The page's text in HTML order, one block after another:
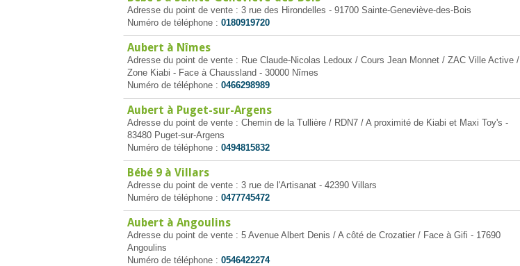
Adresse du point de vente : 3 rue des Hirondelles - 91700 Sainte-Geneviève-des-Bois
Numéro de téléphone : 0180919720
Aubert à Nîmes
Adresse du point de vente : Rue Claude-Nicolas Ledoux / Cours Jean Monnet / ZAC Ville Active /
Zone Kiabi - Face à Chaussland - 30000 Nîmes
Numéro de téléphone : 0466298989
Aubert à Puget-sur-Argens
Adresse du point de vente : Chemin de la Tullière / RDN7 / A proximité de Kiabi et Maxi Toy's -
83480 Puget-sur-Argens
Numéro de téléphone : 0494815832
Bébé 9 à Villars
Adresse du point de vente : 3 rue de l'Artisanat - 42390 Villars
Numéro de téléphone : 0477745472
Aubert à Angoulins
Adresse du point de vente : 5 Avenue Albert Denis / A côté de Crozatier / Face à Gifi - 17690
Angoulins
Numéro de téléphone : 0546422274